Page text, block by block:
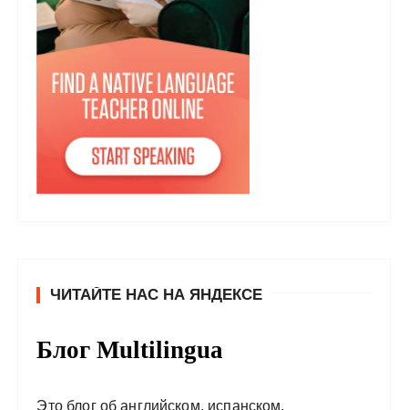
ЧИТАЙТЕ НАС НА ЯНДЕКСЕ
Блог Multilingua
Это блог об английском, испанском,